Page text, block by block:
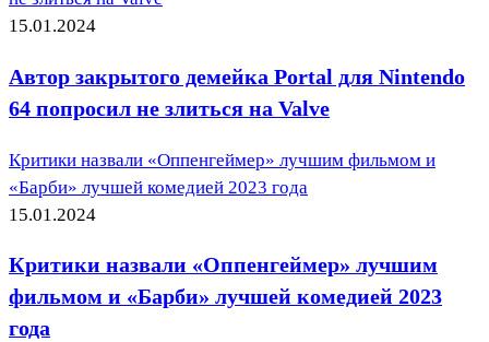
15.01.2024
Автор закрытого демейка Portal для Nintendo
64 попросил не злиться на Valve
Критики назвали «Оппенгеймер» лучшим фильмом и
«Барби» лучшей комедией 2023 года
15.01.2024
Критики назвали «Оппенгеймер» лучшим
фильмом и «Барби» лучшей комедией 2023
года